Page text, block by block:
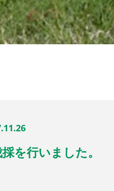
を行いました。